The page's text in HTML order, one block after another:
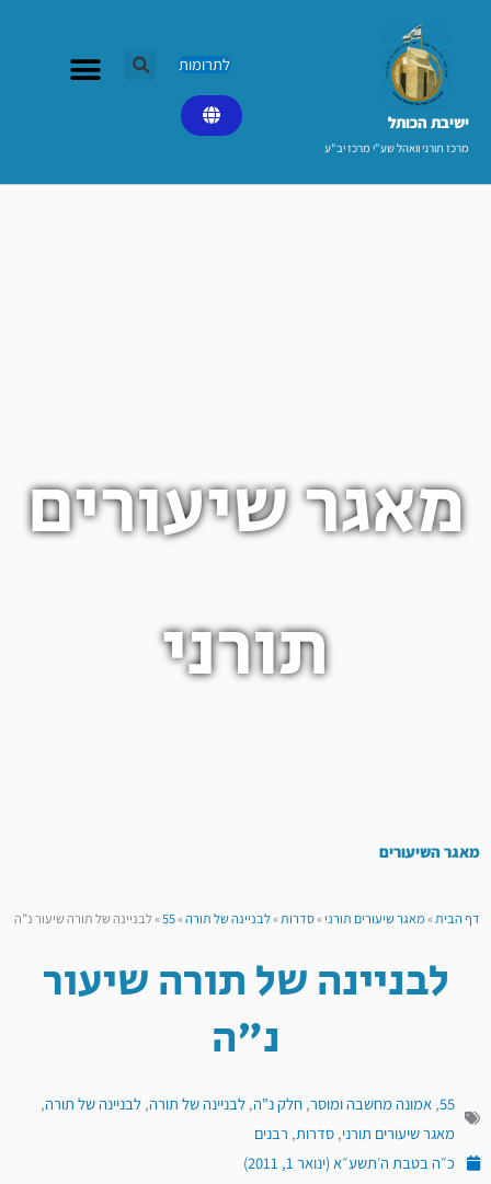
ישיבת הכותל​
מרכז תורני וואהל שע"י מרכז יב"ע
לתרומות
מאגר שיעורים
תורני
מאגר השיעורים
דף הבית»מאגר שיעורים תורני»סדרות»לבניינה של תורה»
55
»לבניינה של תורה שיעור נ”ה
לבניינה של תורה שיעור
נ"ה
55
, אמונה מחשבה ומוסר, חלק נ"ה, לבניינה של תורה, לבניינה של תורה,
מאגר שיעורים תורני, סדרות, רבנים
כ״ה בטבת ה׳תשע״א (ינואר 1, 2011)